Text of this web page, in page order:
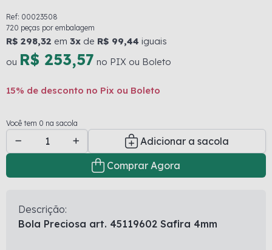
Ref: 00023508
720 peças por embalagem
R$ 298,32 em 3x de R$ 99,44 iguais
ou R$ 253,57 no PIX ou Boleto
15% de desconto no Pix ou Boleto
Você tem 0 na sacola
Adicionar a sacola
Comprar Agora
Descrição:
Bola Preciosa art. 45119602 Safira 4mm